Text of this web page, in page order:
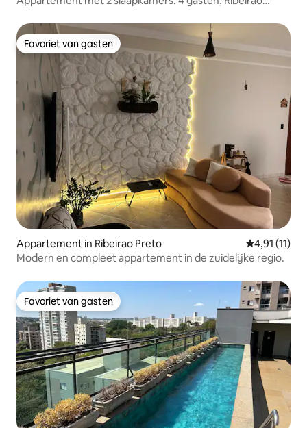
Favoriet van gasten
Favoriet van gasten
Appartement in Ribeirao Preto Gemiddelde
4,91 (11)
Modern en compleet appartement in de zuidelijke regio.
Favoriet van gasten
Favoriet van gasten